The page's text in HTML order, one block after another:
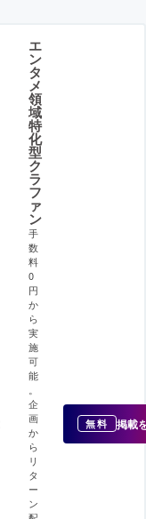
エ
ン
タ
メ
領
域
特
化
型
ク
ラ
フ
ァ
ン
手
数
料
0
円
か
ら
実
施
可
能
企
画
か
ら
リ
タ
ー
ン
無料 掲載